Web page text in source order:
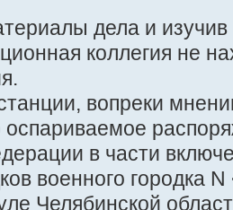
дела и
коллегия не
вопреки
оспариваемое
в части
военного городка
Челябинской